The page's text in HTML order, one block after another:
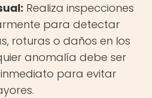
Realiza inspecciones
para detectar
roturas o daños en los
anomalía debe ser
para evitar